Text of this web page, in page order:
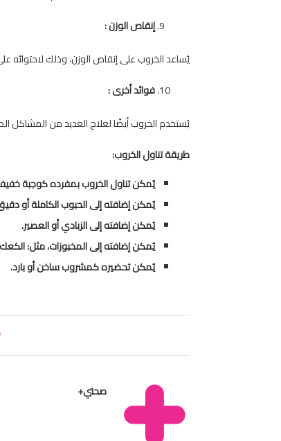
إنقاص الوزن :
يُساعد الخروب على إنقاص الوزن، وذلك لاحتوائه
فوائد أخرى :
يُستخدم الخروب أيضًا لعلاج العديد من المشاكل
طريقة تناول الخروب:
يُمكن تناول الخروب بمفرده كوجبة
يُمكن إضافته إلى الحبوب الكاملة أو
يُمكن إضافته إلى الزبادي أو العصير.
يُمكن إضافته إلى المخبوزات، مثل:
يُمكن تحضيره كمشروب ساخن أو بارد.
صحتي+